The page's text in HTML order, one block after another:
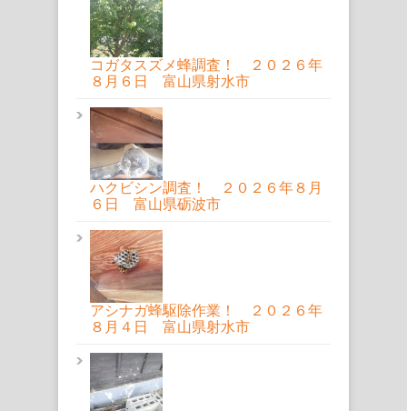
コガタスズメ蜂調査！ ２０２６年
８月６日 富山県射水市
ハクビシン調査！ ２０２６年８月
６日 富山県砺波市
アシナガ蜂駆除作業！ ２０２６年
８月４日 富山県射水市